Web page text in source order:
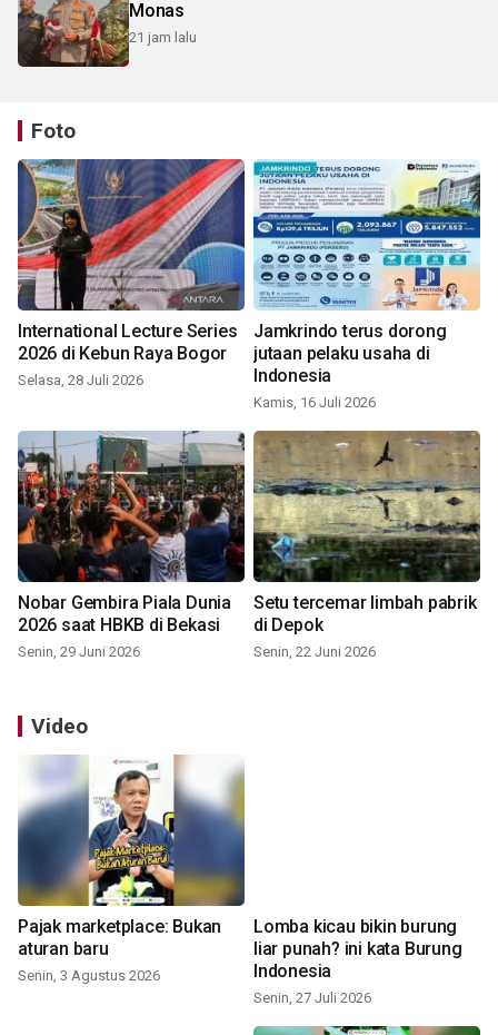
Monas
21 jam lalu
Foto
International Lecture Series
2026 di Kebun Raya Bogor
Selasa, 28 Juli 2026
Jamkrindo terus dorong
jutaan pelaku usaha di
Indonesia
Kamis, 16 Juli 2026
Nobar Gembira Piala Dunia
2026 saat HBKB di Bekasi
Senin, 29 Juni 2026
Setu tercemar limbah pabrik
di Depok
Senin, 22 Juni 2026
Video
Pajak marketplace: Bukan
aturan baru
Senin, 3 Agustus 2026
Lomba kicau bikin burung
liar punah? ini kata Burung
Indonesia
Senin, 27 Juli 2026